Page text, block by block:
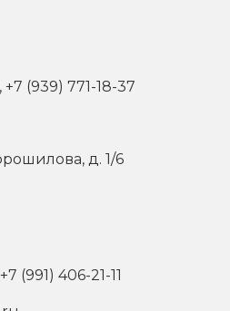
+7 (939) 771-18-37
д. 1/6
(991) 406-21-11